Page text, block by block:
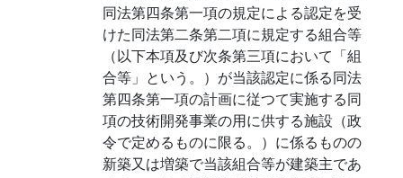
同法第四条第一項の規定による認定を受
けた同法第二条第二項に規定する組合等
（以下本項及び次条第三項において「組
合等」という。）が当該認定に係る同法
第四条第一項の計画に従つて実施する同
項の技術開発事業の用に供する施設（政
令で定めるものに限る。）に係るものの
新築又は増築で当該組合等が建築主であ